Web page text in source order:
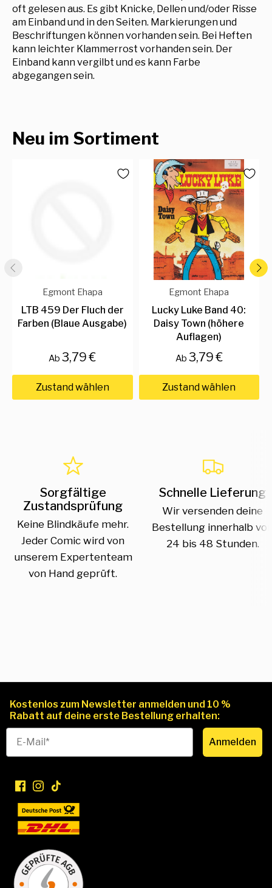
oft gelesen aus. Es gibt Knicke, Dellen und/oder Risse
am Einband und in den Seiten. Markierungen und
Beschriftungen können vorhanden sein. Bei Heften
kann leichter Klammerrost vorhanden sein. Der
Einband kann vergilbt und es kann Farbe
abgegangen sein.
Neu im Sortiment
Egmont Ehapa
LTB 459 Der Fluch der
Farben (Blaue Ausgabe)
Ab 3,79 €
Zustand wählen
Egmont Ehapa
Lucky Luke Band 40:
Daisy Town (höhere
Auflagen)
Ab 3,79 €
Zustand wählen
Sorgfältige
Zustandsprüfung
Keine Blindkäufe mehr.
Jeder Comic wird von
unserem Expertenteam
von Hand geprüft.
Schnelle Lieferung
Wir versenden deine
Bestellung innerhalb
24 bis 48 Stunden.
Kostenlos zum Newsletter anmelden und 10 %
Rabatt auf deine erste Bestellung erhalten:
Anmelden